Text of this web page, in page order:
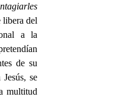
libera del
a la
de su
se
multitud